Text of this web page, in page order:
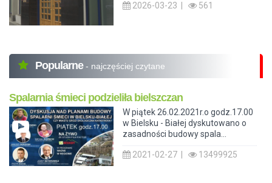
2026-03-23 | 561
Popularne - najczęściej czytane
Spalarnia śmieci podzieliła bielszczan
W piątek 26.02.2021r.o godz.17.00
w Bielsku - Białej dyskutowano o
zasadności budowy spala...
2021-02-27 | 13499925